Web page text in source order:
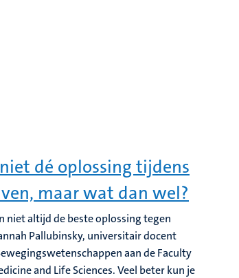
dé oplossing tijdens
maar wat dan wel?
niet altijd de beste oplossing tegen
Pallubinsky, universitair docent
aan de Faculty
and Life Sciences. Veel beter kun je